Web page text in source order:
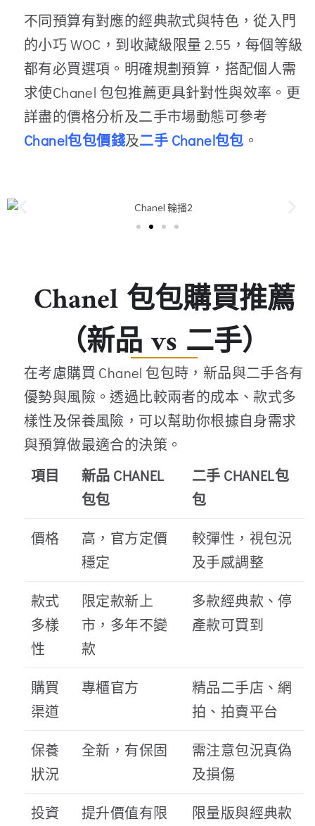
不同預算有對應的經典款式與特色，從入門
的小巧 WOC，到收藏級限量 2.55，每個等級
都有必買選項。明確規劃預算，搭配個人需
求使Chanel 包包推薦更具針對性與效率。更
詳盡的價格分析及二手市場動態可參考
Chanel包包價錢及二手 Chanel包包 。
Chanel 包包購買推薦
（新品 vs 二手）
在考慮購買 Chanel 包包時，新品與二手各有
優勢與風險。透過比較兩者的成本、款式多
樣性及保養風險，可以幫助你根據自身需求
與預算做最適合的決策。
項目
新品 CHANEL
包包
二手 CHANEL包
包
價格
高，官方定價
穩定
較彈性，視包況
及手感調整
款式
多樣
性
限定款新上
市，多年不變
款
多款經典款、停
產款可買到
購買
渠道
專櫃官方
精品二手店、網
拍、拍賣平台
保養
狀況
全新，有保固
需注意包況真偽
及損傷
投資
提升價值有限
限量版與經典款